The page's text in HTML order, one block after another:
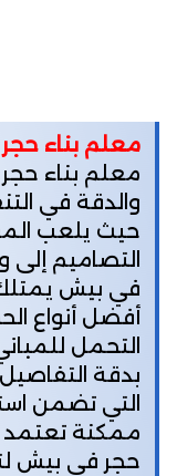
معلم بناء
معلم بناء
والدقة في
حيث يلعب
التصاميم
في بيش يمتلك
أفضل أنواع
التحمل
بدقة التفاصيل
التي تضمن
ممكنة تعتمد
حجر في بيش